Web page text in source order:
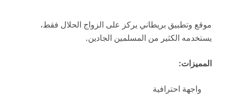
موقع وتطبيق بريطاني يركز على الزواج الحلال فقط،
يستخدمه الكثير من المسلمين الجادين.
المميزات:
واجهة احترافية